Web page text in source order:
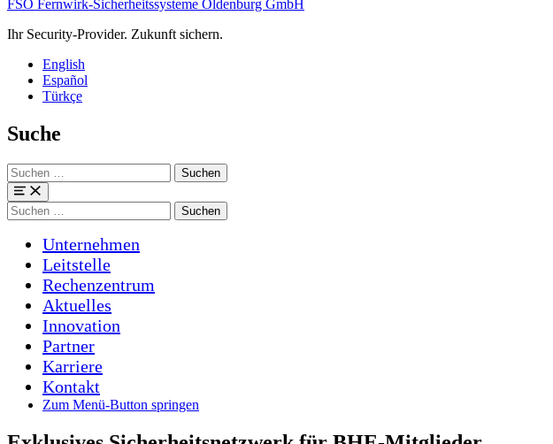
FSO Fernwirk-Sicherheitssysteme Oldenburg GmbH
Ihr Security-Provider. Zukunft sichern.
English
Español
Türkçe
Suche
Suchen
nach:
Menü
Suchen
nach:
Unternehmen
Leitstelle
Rechenzentrum
Aktuelles
Innovation
Partner
Karriere
Kontakt
Zum Menü-Button springen